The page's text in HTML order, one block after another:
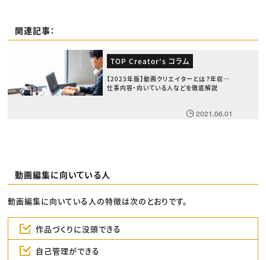
関連記事：
TOP Creator's コラム
【2023年版】動画クリエイターとは？年収・
仕事内容・向いている人などを徹底解説
2021.06.01
動画編集に向いている人
動画編集に向いている人の特徴は次のとおりです。
作品づくりに没頭できる
自己管理ができる